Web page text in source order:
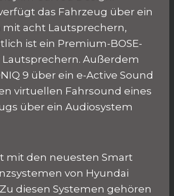
das Fahrzeug über ein
mit acht Lautsprechern,
ist ein Premium-BOSE-
Lautsprechern. Außerdem
9 über ein e-Active Sound
virtuellen Fahrsound eines
über ein Audiosystem
mit den neuesten Smart
von Hyundai
diesen Systemen gehören